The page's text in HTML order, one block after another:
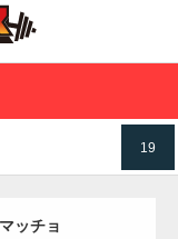
19
ッチョ